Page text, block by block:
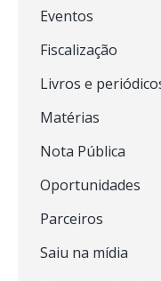
Eventos
Fiscalização
Livros e
Matérias
Nota Pública
Oportunidades
Parceiros
Saiu na mídia